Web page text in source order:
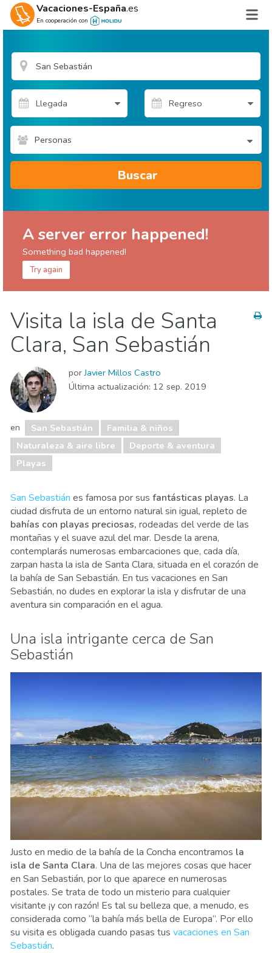
Vacaciones-España.es
En cooperación con
Personas
Buscar
A server error happened!
Something bad happened!
Try again
Agenda de eventos
Comida & Restaurantes
Deporte & aventura
Dónde quedarse
Familia & niños
Naturaleza & aire libre
Playas
Visita la isla de Santa
Clara, San Sebastián
porJavier Millos Castro
Última actualización: 12 sep. 2019
en San Sebastián
Familia & niños
Naturaleza & aire libre
Deporte & aventura
Playas
San Sebastián es famosa por sus fantásticas playas. La
ciudad disfruta de un entorno natural sin igual, repleto de
bahías con playas preciosas, rodeadas del verde de las
montañas y el suave azul del mar. Desde la arena,
contemplarás numerosas embarcaciones que, cada día,
zarpan hasta la isla de Santa Clara, situada en el corazón de
la bahía de San Sebastián. En tus vacaciones en San
Sebastián, no dudes en explorar la isla y disfrutar de una
aventura sin comparación en el agua.
Una isla intrigante cerca de San
Sebastián
Justo en medio de la bahía de la Concha encontramos la
isla de Santa Clara. Una de las mejores cosas que hacer
en San Sebastián, por lo que aparece en numerosas
postales. Se trata de todo un misterio para cualquier
visitante ¡y con razón! Es tal su belleza que, a menudo, es
considerada como “la bahía más bella de Europa”. Por ello
su visita es obligada cuando pasas tus vacaciones en San
Sebastián.